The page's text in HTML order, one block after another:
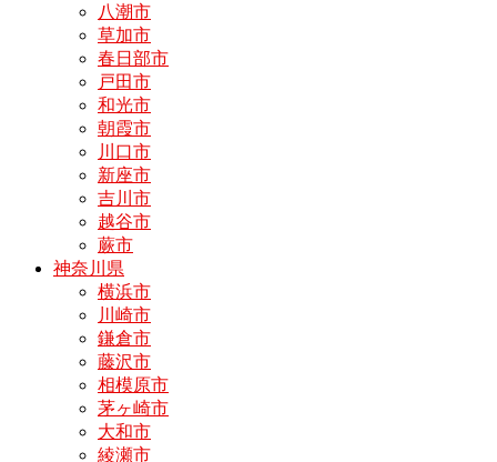
八潮市
草加市
春日部市
戸田市
和光市
朝霞市
川口市
新座市
吉川市
越谷市
蕨市
神奈川県
横浜市
川崎市
鎌倉市
藤沢市
相模原市
茅ヶ崎市
大和市
綾瀬市